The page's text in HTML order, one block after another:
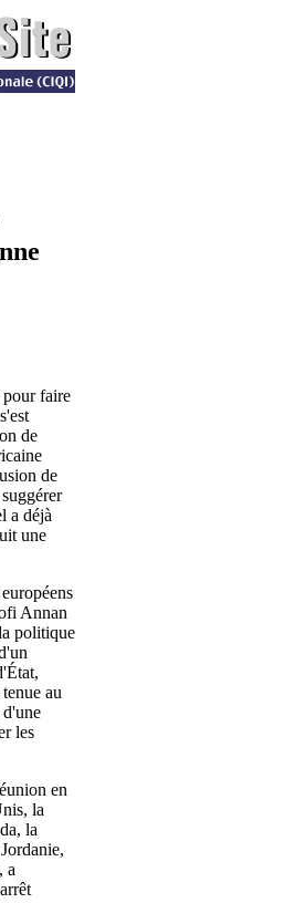
pour faire
de
de
a déjà
une
Annan
politique
au
les
en
la
la
a